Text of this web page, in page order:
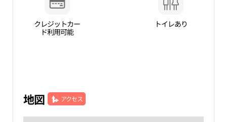
クレジットカー
ド利用可能
トイレあり
地図 アクセス